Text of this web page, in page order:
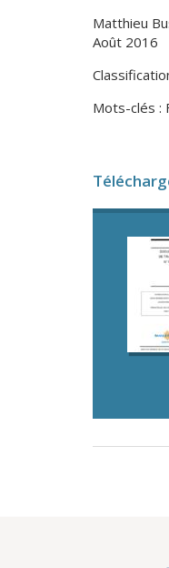
Matthieu
Août 2016
Mots-clés :